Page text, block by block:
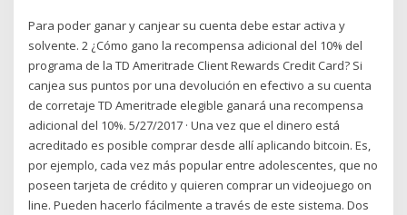
Para poder ganar y canjear su cuenta debe estar activa y
solvente. 2 ¿Cómo gano la recompensa adicional del 10% del
programa de la TD Ameritrade Client Rewards Credit Card? Si
canjea sus puntos por una devolución en efectivo a su cuenta
de corretaje TD Ameritrade elegible ganará una recompensa
adicional del 10%. 5/27/2017 · Una vez que el dinero está
acreditado es posible comprar desde allí aplicando bitcoin. Es,
por ejemplo, cada vez más popular entre adolescentes, que no
poseen tarjeta de crédito y quieren comprar un videojuego on
line. Pueden hacerlo fácilmente a través de este sistema. Dos